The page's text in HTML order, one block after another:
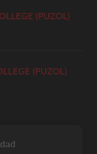
(PUZOL)
(PUZOL)